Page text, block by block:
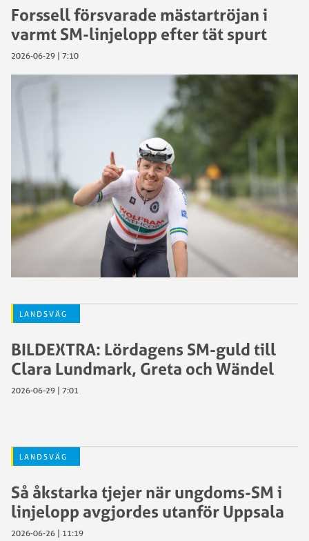
Forssell försvarade mästartröjan i
varmt SM-linjelopp efter tät spurt
2026-06-29 | 7:10
LANDSVÄG
BILDEXTRA: Lördagens SM-guld till
Clara Lundmark, Greta och Wändel
2026-06-29 | 7:01
LANDSVÄG
Så åkstarka tjejer när ungdoms-SM i
linjelopp avgjordes utanför Uppsala
2026-06-26 | 11:19